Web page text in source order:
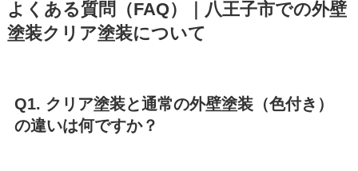
よくある質問（FAQ）｜八王子市での外壁
塗装クリア塗装について
Q1. クリア塗装と通常の外壁塗装（色付き）
の違いは何ですか？